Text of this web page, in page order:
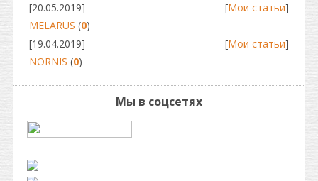
[20.05.2019]
[Мои статьи]
MELARUS (0)
[19.04.2019]
[Мои статьи]
NORNIS (0)
Мы в соцсетях